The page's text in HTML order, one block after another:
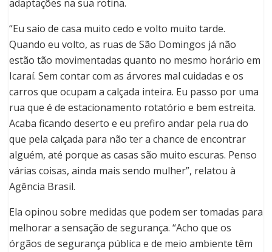
adaptações na sua rotina.
“Eu saio de casa muito cedo e volto muito tarde.
Quando eu volto, as ruas de São Domingos já não
estão tão movimentadas quanto no mesmo horário em
Icaraí. Sem contar com as árvores mal cuidadas e os
carros que ocupam a calçada inteira. Eu passo por uma
rua que é de estacionamento rotatório e bem estreita.
Acaba ficando deserto e eu prefiro andar pela rua do
que pela calçada para não ter a chance de encontrar
alguém, até porque as casas são muito escuras. Penso
várias coisas, ainda mais sendo mulher”, relatou à
Agência Brasil.
Ela opinou sobre medidas que podem ser tomadas para
melhorar a sensação de segurança. “Acho que os
órgãos de segurança pública e de meio ambiente têm